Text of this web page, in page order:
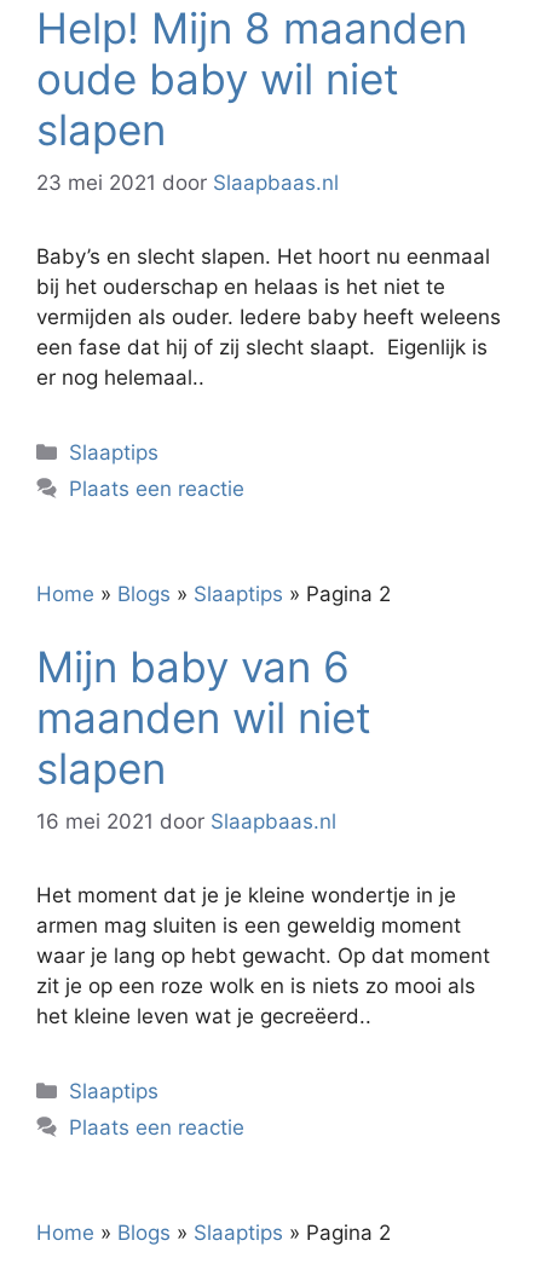
Help! Mijn 8 maanden
oude baby wil niet
slapen
23 mei 2021 door Slaapbaas.nl
Baby’s en slecht slapen. Het hoort nu eenmaal
bij het ouderschap en helaas is het niet te
vermijden als ouder. Iedere baby heeft weleens
een fase dat hij of zij slecht slaapt. Eigenlijk is
er nog helemaal..
Categorieën
Slaaptips
Plaats een reactie
Home » Blogs » Slaaptips » Pagina 2
Mijn baby van 6
maanden wil niet
slapen
16 mei 2021 door Slaapbaas.nl
Het moment dat je je kleine wondertje in je
armen mag sluiten is een geweldig moment
waar je lang op hebt gewacht. Op dat moment
zit je op een roze wolk en is niets zo mooi als
het kleine leven wat je gecreëerd..
Categorieën
Slaaptips
Plaats een reactie
Home » Blogs » Slaaptips » Pagina 2